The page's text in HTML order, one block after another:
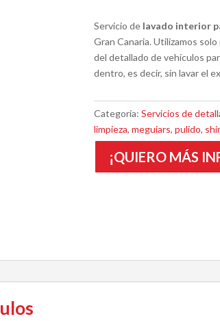
Servicio de lavado interior
Gran Canaria. Utilizamos
del detallado de vehículos
dentro, es decir, sin lavar el
Categoría: Servicios de
limpieza, meguiars, pulido,
¡QUIERO MÁS